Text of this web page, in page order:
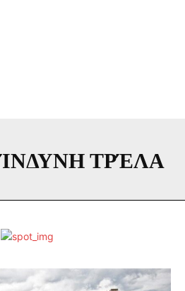
ΤΡΈΛΑ